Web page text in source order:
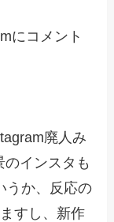
にコメント
廃人み
インスタも
うか、反応の
すし、新作